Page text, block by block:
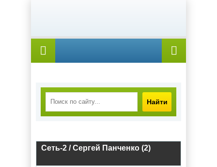
Найти
Сеть-2 / Сергей Панченко (2)